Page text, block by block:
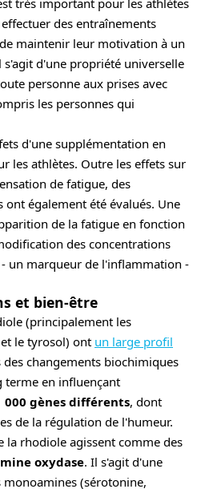
très important pour les athlètes
des entraînements
maintenir leur motivation à un
s'agit d'une propriété universelle
personne aux prises avec
les personnes qui
d'une supplémentation en
les athlètes. Outre les effets sur
de fatigue, des
ont également été évalués. Une
de la fatigue en fonction
des concentrations
- un marqueur de l'inflammation -
et bien-être
(principalement les
le tyrosol) ont un large profil
des changements biochimiques
terme en influençant
000 gènes différents , dont
de la régulation de l'humeur.
la rhodiole agissent comme des
oxydase . Il s'agit d'une
(sérotonine,